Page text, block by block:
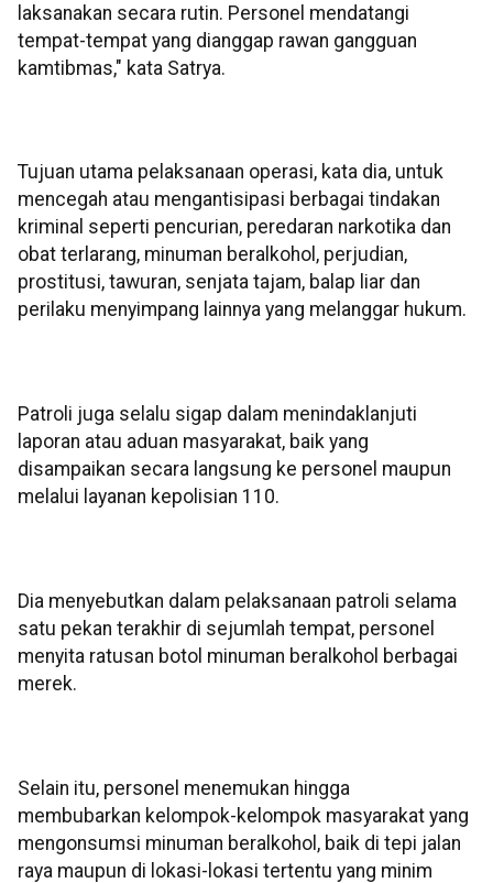
laksanakan secara rutin. Personel mendatangi
tempat-tempat yang dianggap rawan gangguan
kamtibmas," kata Satrya.
Tujuan utama pelaksanaan operasi, kata dia, untuk
mencegah atau mengantisipasi berbagai tindakan
kriminal seperti pencurian, peredaran narkotika dan
obat terlarang, minuman beralkohol, perjudian,
prostitusi, tawuran, senjata tajam, balap liar dan
perilaku menyimpang lainnya yang melanggar hukum.
Patroli juga selalu sigap dalam menindaklanjuti
laporan atau aduan masyarakat, baik yang
disampaikan secara langsung ke personel maupun
melalui layanan kepolisian 110.
Dia menyebutkan dalam pelaksanaan patroli selama
satu pekan terakhir di sejumlah tempat, personel
menyita ratusan botol minuman beralkohol berbagai
merek.
Selain itu, personel menemukan hingga
membubarkan kelompok-kelompok masyarakat yang
mengonsumsi minuman beralkohol, baik di tepi jalan
raya maupun di lokasi-lokasi tertentu yang minim